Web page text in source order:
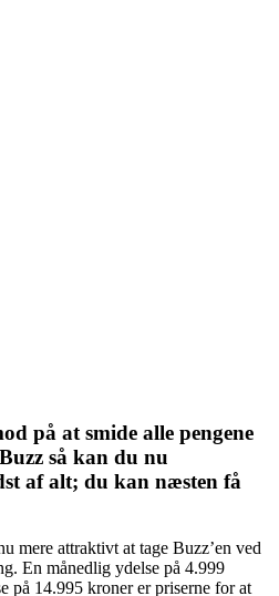
på at smide alle pengene
så kan du nu
af alt; du kan næsten få
mere attraktivt at tage Buzz’en ved
En månedlig ydelse på 4.999
på 14.995 kroner er priserne for at